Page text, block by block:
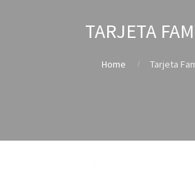
TARJETA
Home Tarjeta